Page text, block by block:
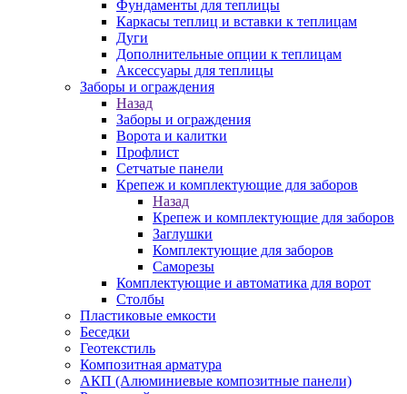
Фундаменты для теплицы
Каркасы теплиц и вставки к теплицам
Дуги
Дополнительные опции к теплицам
Аксессуары для теплицы
Заборы и ограждения
Назад
Заборы и ограждения
Ворота и калитки
Профлист
Сетчатые панели
Крепеж и комплектующие для заборов
Назад
Крепеж и комплектующие для заборов
Заглушки
Комплектующие для заборов
Саморезы
Комплектующие и автоматика для ворот
Столбы
Пластиковые емкости
Беседки
Геотекстиль
Композитная арматура
АКП (Алюминиевые композитные панели)